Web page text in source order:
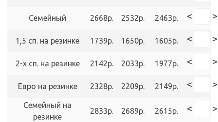
Семейный 2668р. 2532р. 2463р. < >
1,5 сп. на резинке 1739р. 1650р. 1605р. < >
2-х сп. на резинке 2142р. 2033р. 1977р. < >
Евро на резинке 2328р. 2209р. 2149р. < >
Семейный на
резинке
2833р. 2689р. 2615р. < >